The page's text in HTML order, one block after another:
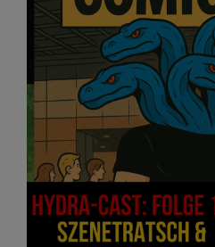
Comictermine,
Lesetipps für